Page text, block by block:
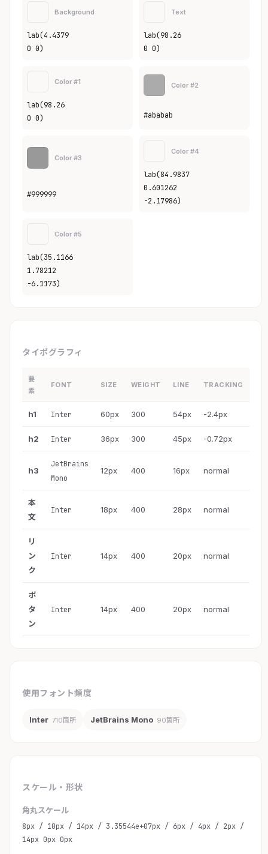
Background
lab(4.4379
0 0)
Text
lab(98.26
0 0)
Color #1
lab(98.26
0 0)
Color #2
#ababab
Color #3
#999999
Color #4
lab(84.9837
0.601262
-2.17986)
Color #5
lab(35.1166
1.78212
-6.1173)
タイポグラフィ
要
素
FONT SIZE WEIGHT LINE TRACKING
h1 Inter 60px 300 54px -2.4px
h2 Inter 36px 300 45px -0.72px
h3
JetBrains
Mono
12px 400 16px normal
本
文
Inter 18px 400 28px normal
リ
ン
ク
Inter 14px 400 20px normal
ボ
タ
ン
Inter 14px 400 20px normal
使用フォント頻度
Inter 710箇所 JetBrains Mono 90箇所
スケール・形状
角丸スケール
8px / 10px / 14px / 3.35544e+07px / 6px / 4px / 2px /
14px 0px 0px